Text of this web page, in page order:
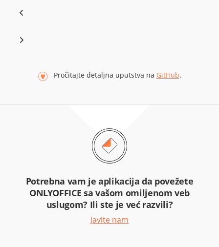
Pročitajte detaljna uputstva na GitHub.
Potrebna vam je aplikacija da povežete
ONLYOFFICE sa vašom omiljenom veb
uslugom? Ili ste je već razvili?
Javite nam